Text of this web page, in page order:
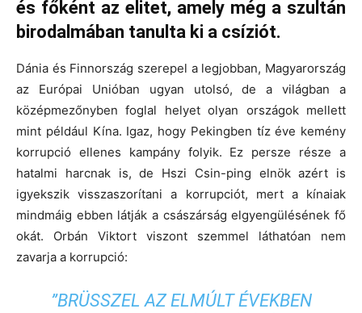
és főként az elitet, amely még a szultán
birodalmában tanulta ki a csíziót.
Dánia és Finnország szerepel a legjobban, Magyarország
az Európai Unióban ugyan utolsó, de a világban a
középmezőnyben foglal helyet olyan országok mellett
mint például Kína. Igaz, hogy Pekingben tíz éve kemény
korrupció ellenes kampány folyik. Ez persze része a
hatalmi harcnak is, de Hszi Csin-ping elnök azért is
igyekszik visszaszorítani a korrupciót, mert a kínaiak
mindmáig ebben látják a császárság elgyengülésének fő
okát. Orbán Viktort viszont szemmel láthatóan nem
zavarja a korrupció:
”BRÜSSZEL AZ ELMÚLT ÉVEKBEN